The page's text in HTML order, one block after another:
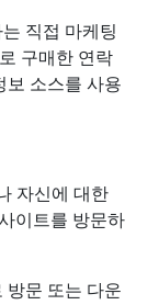
직접 마케팅
구매한 연락
보 소스를 사용
자신에 대한
이트를 방문하
방문 또는 다운